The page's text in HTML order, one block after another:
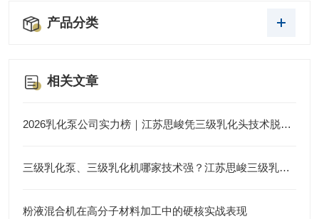
产品分类
相关文章
2026乳化泵公司实力榜｜江苏思峻凭三级乳化头技术脱颖而出（附FAQ常见问题解答）
三级乳化泵、三级乳化机哪家技术强？江苏思峻三级乳化头给出答案
粉液混合机在高分子材料加工中的硬核实战表现